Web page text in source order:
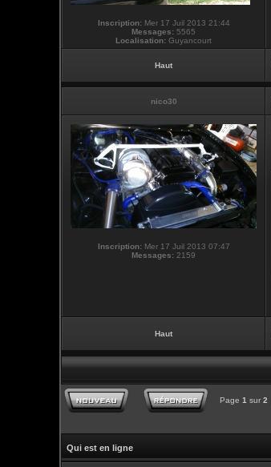
Inscription:Mer 17 Juil 2013 21:44
Messages: 5565
Localisation: Guyancourt
Haut
nico30
Inscription:Mer 17 Juil 2013 07:47
Messages: 2159
Haut
Page 1 sur 2
Qui est en ligne